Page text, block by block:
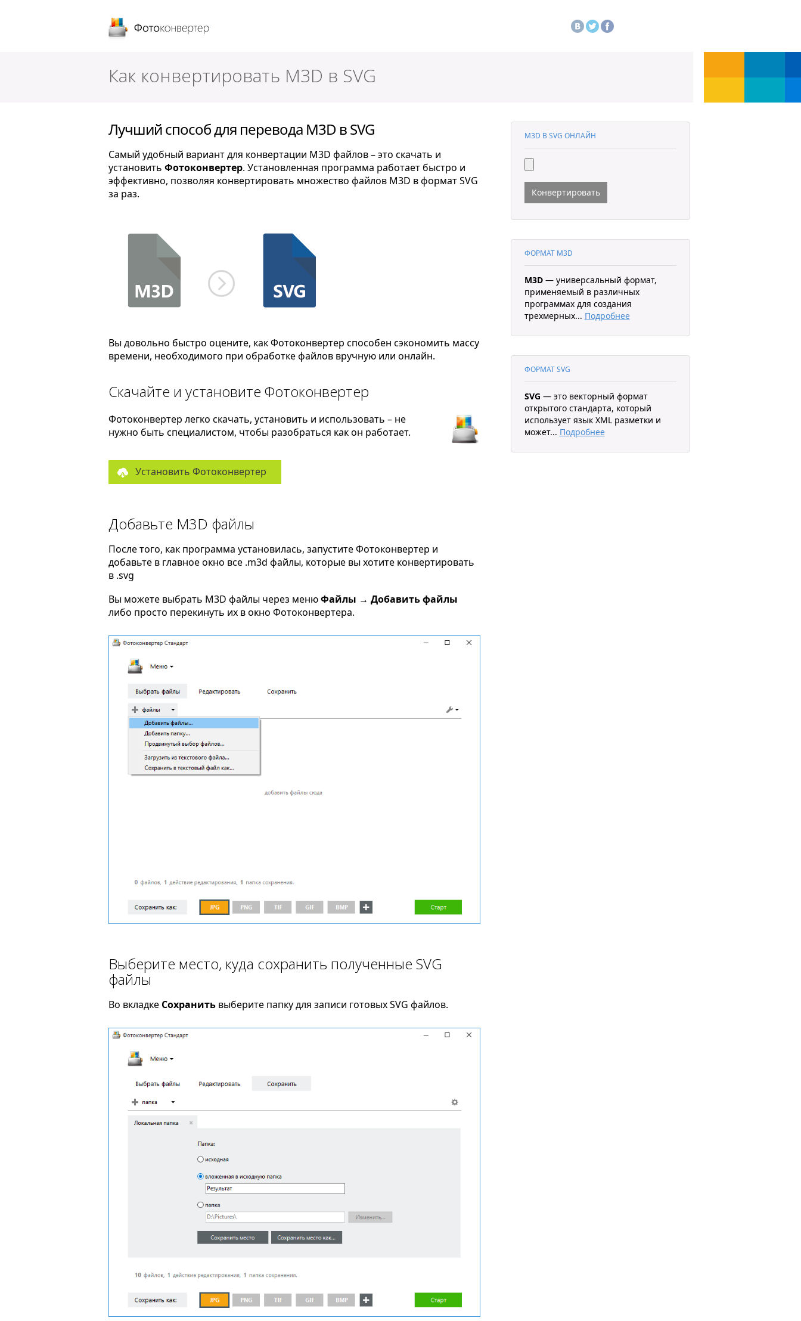
Как конвертировать M3D в SVG
Лучший способ для перевода M3D в SVG
Самый удобный вариант для конвертации M3D файлов – это скачать и
установить Фотоконвертер. Установленная программа работает быстро и
эффективно, позволяя конвертировать множество файлов M3D в формат SVG
за раз.
Вы довольно быстро оцените, как Фотоконвертер способен сэкономить массу
времени, необходимого при обработке файлов вручную или онлайн.
Скачайте и установите Фотоконвертер
Фотоконвертер легко скачать, установить и использовать – не
нужно быть специалистом, чтобы разобраться как он работает.
Установить Фотоконвертер
Добавьте M3D файлы
После того, как программа установилась, запустите Фотоконвертер и
добавьте в главное окно все .m3d файлы, которые вы хотите конвертировать
в .svg
Вы можете выбрать M3D файлы через менюФайлы → Добавить файлы
либо просто перекинуть их в окно Фотоконвертера.
Выберите место, куда сохранить полученные SVG
файлы
Во вкладке Сохранитьвыберите папку для записи готовых SVG файлов.
M3D В SVG ОНЛАЙН
Конвертировать
ФОРМАТ M3D
M3D— универсальный формат,
применяемый в различных
программах для создания
трехмерных... Подробнее
ФОРМАТ SVG
SVG — это векторный формат
открытого стандарта, который
использует язык XML разметки и
может... Подробнее